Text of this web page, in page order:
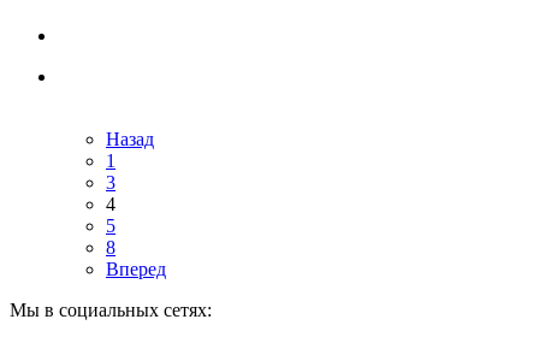
Назад
1
3
4
5
8
Вперед
Мы в социальных сетях: